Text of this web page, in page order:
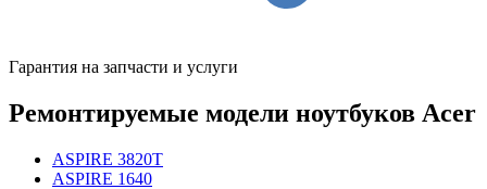
Гарантия на запчасти и услуги
Ремонтируемые модели ноутбуков Acer
ASPIRE 3820T
ASPIRE 1640